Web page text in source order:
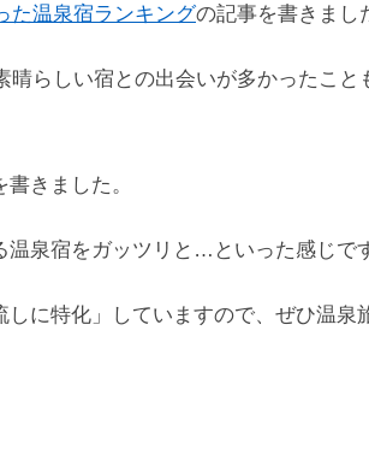
た温泉宿ランキングの記事を書きまし
晴らしい宿との出会いが多かったこ
きました。
泉宿をガッツリと…といった感じで
に特化」していますので、ぜひ温泉